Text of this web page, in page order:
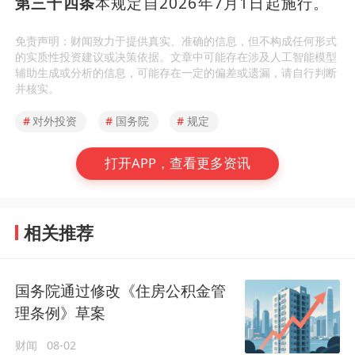
免责声明：财闻致力于提供真实、准确的信息，但不构成任何形式
的实质性投资建议或决策依据。文章中可能存在涉及人工智能模型
辅助生成或分析的信息，可能存在一定的偏差或遗漏，请自行判断
并核实。
#对外投资 # 国务院 # 规定
打开APP，查看更多资讯
相关推荐
国务院通过修改《住房公积金管
理条例》草案
财闻 08-02